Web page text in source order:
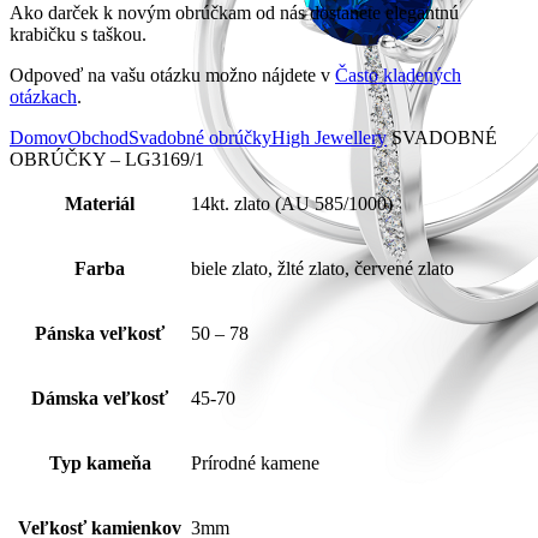
Ako darček k novým obrúčkam od nás dostanete elegantnú
krabičku s taškou.
Odpoveď na vašu otázku možno nájdete v Často kladených
otázkach.
DomovObchodSvadobné obrúčkyHigh JewellerySVADOBNÉ
OBRÚČKY – LG3169/1
Materiál 14kt. zlato (AU 585/1000)
Farba biele zlato, žlté zlato, červené zlato
Pánska veľkosť 50 – 78
Dámska veľkosť 45-70
Typ kameňa Prírodné kamene
Veľkosť kamienkov 3mm